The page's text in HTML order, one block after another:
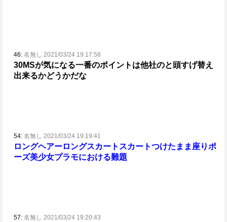
46: 名無し 2021/03/24 19:17:58
30MSが気になる一番のポイントは他社のと頭すげ替え
出来るかどうかだな
54: 名無し 2021/03/24 19:19:41
ロングヘアーロングスカート スカートつけたまま座りポ
ーズ美少女プラモにおける難題
57: 名無し 2021/03/24 19:20:43